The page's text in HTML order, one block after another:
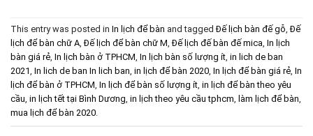
This entry was posted in In lịch để bàn and taggedĐế lịch bàn đế gỗ,Đế
lịch để bàn chữ A,Đế lịch để bàn chữ M,Đế lịch đế bàn đế mica, In lịch
bàn giá rẻ, In lịch bàn ở TPHCM, In lịch bàn số lượng ít, in lich de ban
2021, In lich de ban In lich ban, in lịch để bàn 2020, In lịch để bàn giá rẻ, In
lịch để bàn ở TPHCM, In lịch để bàn số lượng ít, in lịch để bàn theo yêu
cầu, in lịch tết tại Bình Dương, in lịch theo yêu cầu tphcm, làm lịch để bàn,
mua lịch để bàn 2020.